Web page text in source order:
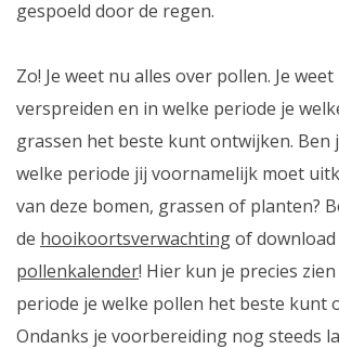
gespoeld door de regen.
Zo! Je weet nu alles over pollen. Je
verspreiden en in welke periode je
grassen het beste kunt ontwijken. Ben
welke periode jij voornamelijk moet
van deze bomen, grassen of planten?
de hooikoortsverwachtingof download
pollenkalender! Hier kun je precies
periode je welke pollen het beste kunt
Ondanks je voorbereiding nog steeds